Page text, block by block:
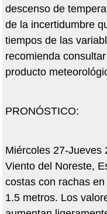
descenso de
de la incertidumbre
tiempos de las
recomienda
producto
PRONÓSTICO:
Miércoles 27-Jueves
Viento del Noreste,
costas con rachas
1.5 metros. Los